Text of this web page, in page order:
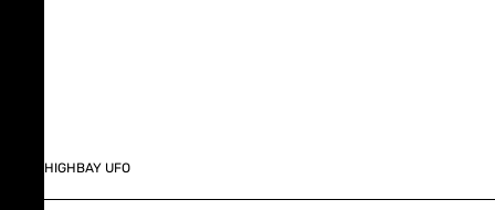
HIGHBAY UFO